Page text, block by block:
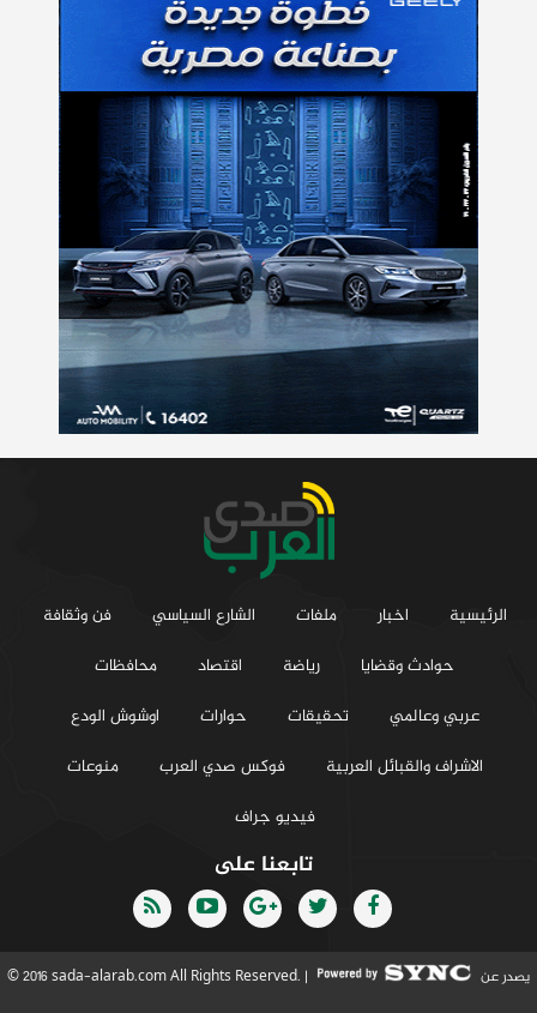
الرئيسية اخبار ملفات الشارع السياسي
فن وثقافة
حوادث وقضايا
رياضة اقتصاد
محافظات
عربي وعالمي
تحقيقات حوارات
اوشوش الودع
الاشراف والقبائل العربية
فوكس صدي العرب
منوعات
فيديو جراف
تابعنا على
© 2016 sada-alarab.com All Rights Reserved. | يصدر عن